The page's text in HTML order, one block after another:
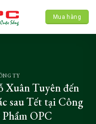
Mua hàng
TY
Tuyên đến
sau Tết tại Công
OPC